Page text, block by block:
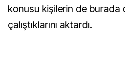
konusu kişilerin de burada
çalıştıklarını aktardı.